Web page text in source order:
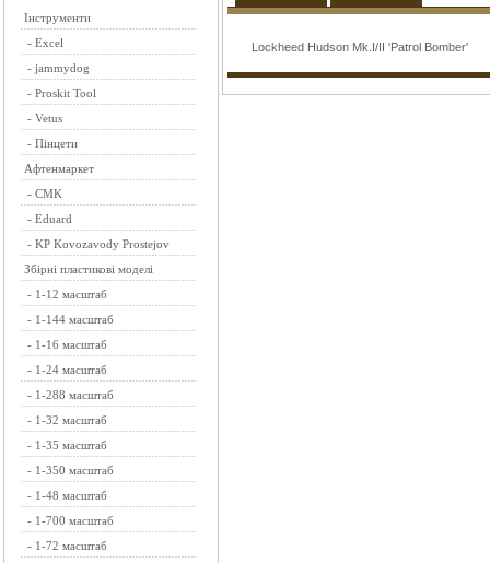
Інструменти
- Excel
- jammydog
- Proskit Tool
- Vetus
- Пінцети
Афтенмаркет
- CMK
- Eduard
- KP Kovozavody Prostejov
Збірні пластикові моделі
- 1-12 масштаб
- 1-144 масштаб
- 1-16 масштаб
- 1-24 масштаб
- 1-288 масштаб
- 1-32 масштаб
- 1-35 масштаб
- 1-350 масштаб
- 1-48 масштаб
- 1-700 масштаб
- 1-72 масштаб
Lockheed Hudson Mk.I/II 'Patrol Bomber'